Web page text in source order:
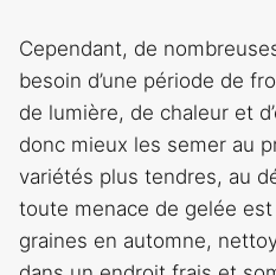
Cependant, de
besoin d’une période de
de lumière, de chaleur et
donc mieux les semer au
variétés plus tendres, au
toute menace de gelée
graines en automne,